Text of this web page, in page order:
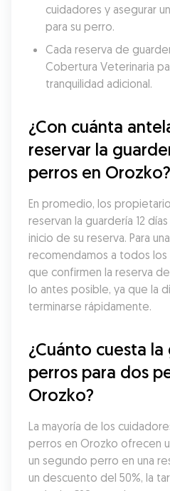
cuidadores y asegurar
para su perro.
Cada reserva de
Cobertura Veterinaria
tranquilidad adicional.
¿Con cuánta
reservar la
perros en Orozko?
En promedio, los
reservan la guardería 12
inicio de su reserva. Para
recomendamos a todos
que confirmen la reserva
lo antes posible, ya que la
terminarse rápidamente.
¿Cuánto cuesta
perros para dos
Orozko?
La mayoría de los
perros en Orozko ofrecen
un segundo perro en una
un descuento del 50%, la